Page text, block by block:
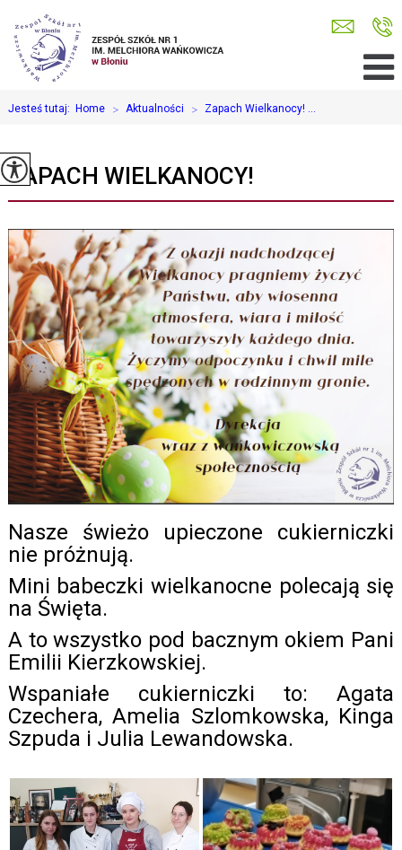
Jesteś tutaj: Home > Aktualności > Zapach Wielkanocy! ...
ZAPACH WIELKANOCY!
Nasze świeżo upieczone cukierniczki
nie próżnują.
Mini babeczki wielkanocne polecają się
na Święta.
A to wszystko pod bacznym okiem Pani
Emilii Kierzkowskiej.
Wspaniałe cukierniczki to: Agata
Czechera, Amelia Szlomkowska, Kinga
Szpuda i Julia Lewandowska.